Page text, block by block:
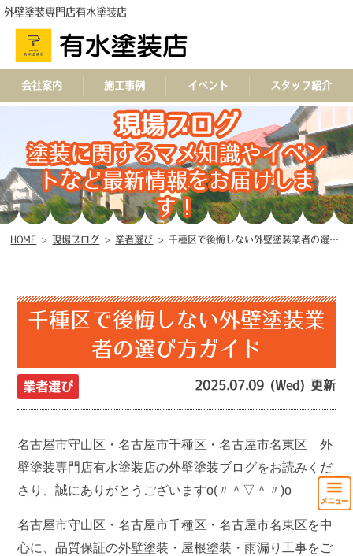
外壁塗装専門店有水塗装店
TEL
会社案内 施工事例 イベント スタッフ紹介
現場ブログ
塗装に関するマメ知識やイベン
トなど最新情報をお届けしま
す！
HOME >現場ブログ > 業者選び >千種区で後悔しない外壁塗装業者の選び方ガイド
千種区で後悔しない外壁塗装業
者の選び方ガイド
業者選び 2025.07.09 (Wed) 更新
名古屋市守山区・名古屋市千種区・名古屋市名東区 外
壁塗装専門店有水塗装店の外壁塗装ブログをお読みくだ
さり、誠にありがとうございますo(〃＾▽＾〃)o
名古屋市守山区・名古屋市千種区・名古屋市名東区を中
心に、品質保証の外壁塗装・屋根塗装・雨漏り工事をご